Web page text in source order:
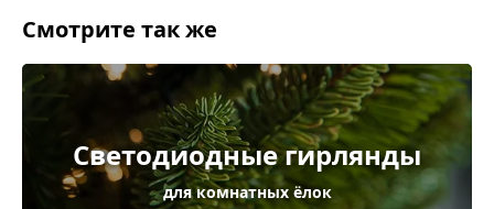
Смотрите так же
Светодиодные гирлянды
для комнатных ёлок